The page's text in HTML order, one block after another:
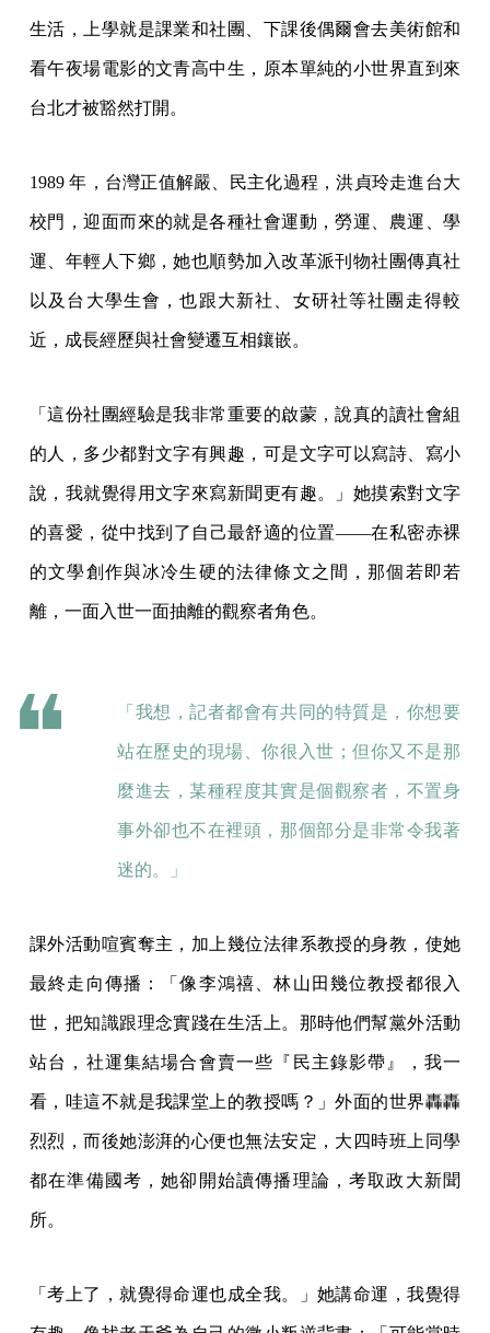
生活，上學就是課業和社團、下課後偶爾會去美術館和
看午夜場電影的文青高中生，原本單純的小世界直到來
台北才被豁然打開。
1989 年，台灣正值解嚴、民主化過程，洪貞玲走進台大
校門，迎面而來的就是各種社會運動，勞運、農運、學
運、年輕人下鄉，她也順勢加入改革派刊物社團傳真社
以及台大學生會，也跟大新社、女研社等社團走得較
近，成長經歷與社會變遷互相鑲嵌。
「這份社團經驗是我非常重要的啟蒙，說真的讀社會組
的人，多少都對文字有興趣，可是文字可以寫詩、寫小
說，我就覺得用文字來寫新聞更有趣。」她摸索對文字
的喜愛，從中找到了自己最舒適的位置——在私密赤裸
的文學創作與冰冷生硬的法律條文之間，那個若即若
離，一面入世一面抽離的觀察者角色。
「我想，記者都會有共同的特質是，你想要
站在歷史的現場、你很入世；但你又不是那
麼進去，某種程度其實是個觀察者，不置身
事外卻也不在裡頭，那個部分是非常令我著
迷的。」
課外活動喧賓奪主，加上幾位法律系教授的身教，使她
最終走向傳播：「像李鴻禧、林山田幾位教授都很入
世，把知識跟理念實踐在生活上。那時他們幫黨外活動
站台，社運集結場合會賣一些『民主錄影帶』，我一
看，哇這不就是我課堂上的教授嗎？」外面的世界轟轟
烈烈，而後她澎湃的心便也無法安定，大四時班上同學
都在準備國考，她卻開始讀傳播理論，考取政大新聞
所。
「考上了，就覺得命運也成全我。」她講命運，我覺得